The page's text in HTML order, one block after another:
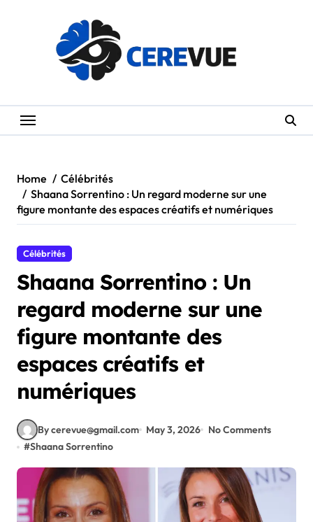
Home
Célébrités
Shaana Sorrentino : Un regard moderne sur une
figure montante des espaces créatifs et numériques
Célébrités
Shaana Sorrentino : Un
regard moderne sur une
figure montante des
espaces créatifs et
numériques
By cerevue@gmail.com May 3, 2026
No Comments
#Shaana Sorrentino